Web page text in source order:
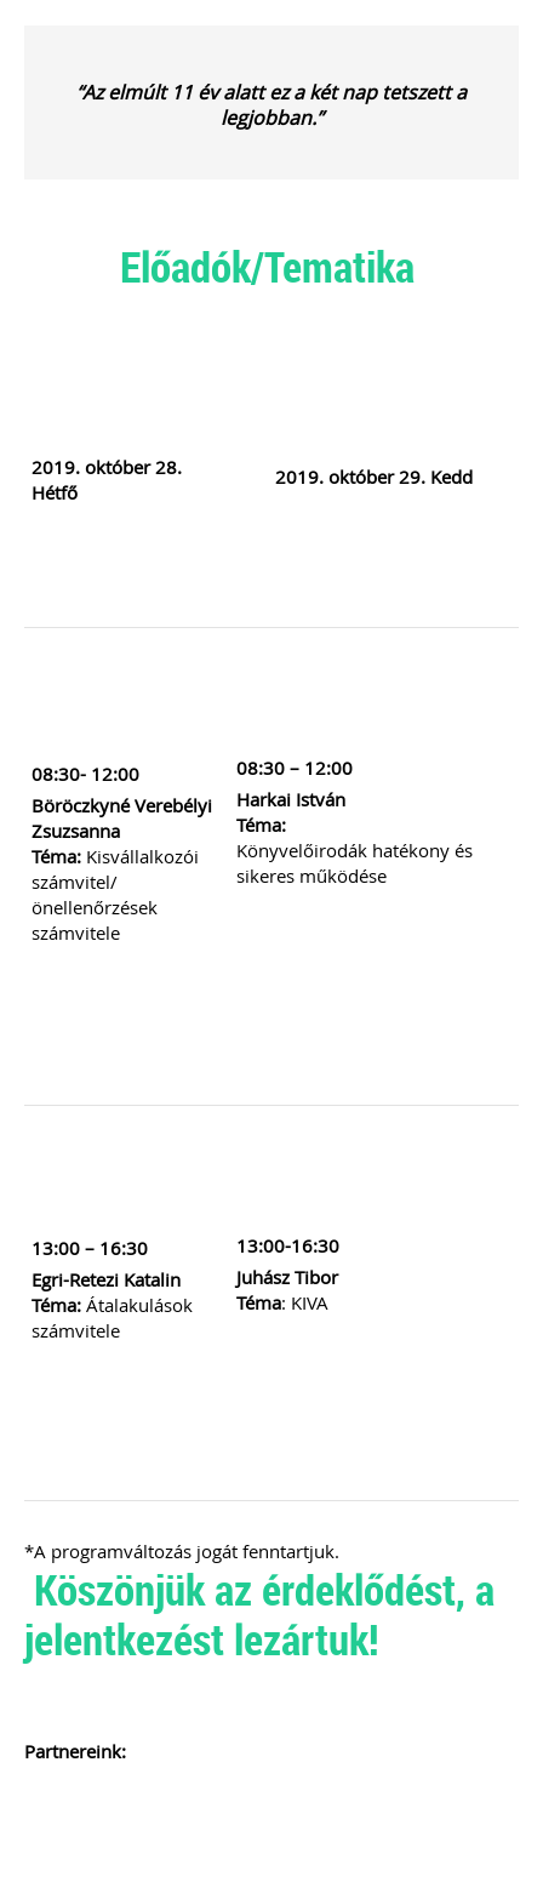
“Az elmúlt 11 év alatt ez a két nap tetszett a
legjobban.”
Előadók/Tematika
2019. október 28.
Hétfő
2019. október 29. Kedd
08:30- 12:00
Böröczkyné Verebélyi
Zsuzsanna
Téma: Kisvállalkozói
számvitel/
önellenőrzések
számvitele
08:30 – 12:00
Harkai István
Téma:
Könyvelőirodák hatékony és
sikeres működése
13:00 – 16:30
Egri-Retezi Katalin
Téma: Átalakulások
számvitele
13:00-16:30
Juhász Tibor
Téma: KIVA
*A programváltozás jogát fenntartjuk.
Köszönjük az érdeklődést, a
jelentkezést lezártuk!
Partnereink: